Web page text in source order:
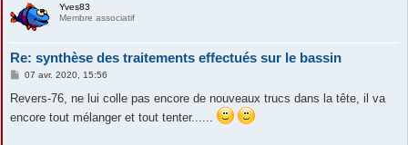
Yves83
Membre associatif
Re: synthèse des traitements effectués sur le bassin
M
s
a
07 avr. 2020, 15:56
Revers-76, ne lui colle pas encore de nouveaux trucs dans la tête, il va
encore tout mélanger et tout tenter......